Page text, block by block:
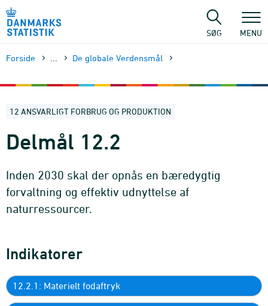
sidens
SØG MENU
Forside De globale Verdensmål
12 ANSVARLIGT FORBRUG OG PRODUKTION
Delmål 12.2
Inden 2030 skal der opnås en bæredygtig
forvaltning og effektiv udnyttelse af
naturressourcer.
Indikatorer
12.2.1: Materielt fodaftryk